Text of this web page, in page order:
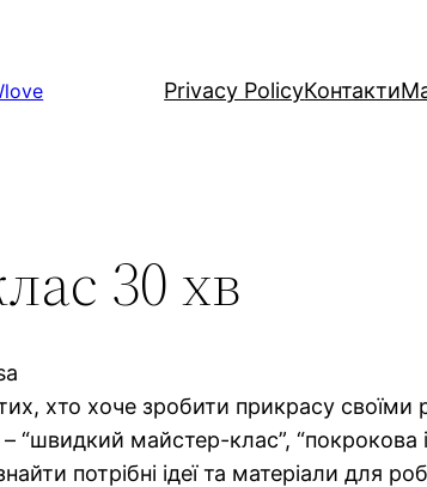
Privacy PolicyКонтакти
30 хв
хто хоче зробити прикрасу своїми
майстер-клас”, “покрокова
потрібні ідеї та матеріали для